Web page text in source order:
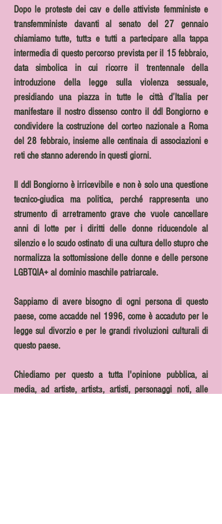
Dopo le proteste dei cav e delle attiviste femministe e
transfemministe davanti al senato del 27 gennaio
chiamiamo tutte, tuttɜ e tutti a partecipare alla tappa
intermedia di questo percorso prevista per il 15 febbraio,
data simbolica in cui ricorre il trentennale della
introduzione della legge sulla violenza sessuale,
presidiando una piazza in tutte le città d’Italia per
manifestare il nostro dissenso contro il ddl Bongiorno e
condividere la costruzione del corteo nazionale a Roma
del 28 febbraio, insieme alle centinaia di associazioni e
reti che stanno aderendo in questi giorni.
Il ddl Bongiorno è irricevibile e non è solo una questione
tecnico-giudica ma politica, perché rappresenta uno
strumento di arretramento grave che vuole cancellare
anni di lotte per i diritti delle donne riducendole al
silenzio e lo scudo ostinato di una cultura dello stupro che
normalizza la sottomissione delle donne e delle persone
LGBTQIA+ al dominio maschile patriarcale.
Sappiamo di avere bisogno di ogni persona di questo
paese, come accadde nel 1996, come è accaduto per le
legge sul divorzio e per le grandi rivoluzioni culturali di
questo paese.
Chiediamo per questo a tutta l'opinione pubblica, ai
media, ad artiste, artistɜ, artisti, personaggi noti, alle